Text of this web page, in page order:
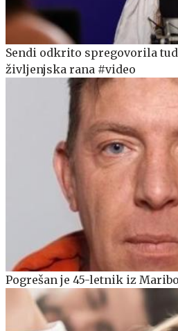
Sendi odkrito spregovorila
življenjska rana #video
Pogrešan je 45-letnik iz